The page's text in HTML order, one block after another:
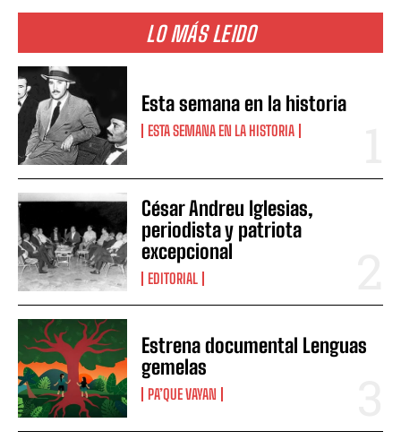
LO MÁS LEIDO
Esta semana en la historia
ESTA SEMANA EN LA HISTORIA
César Andreu Iglesias,
periodista y patriota
excepcional
EDITORIAL
Estrena documental Lenguas
gemelas
PA’QUE VAYAN